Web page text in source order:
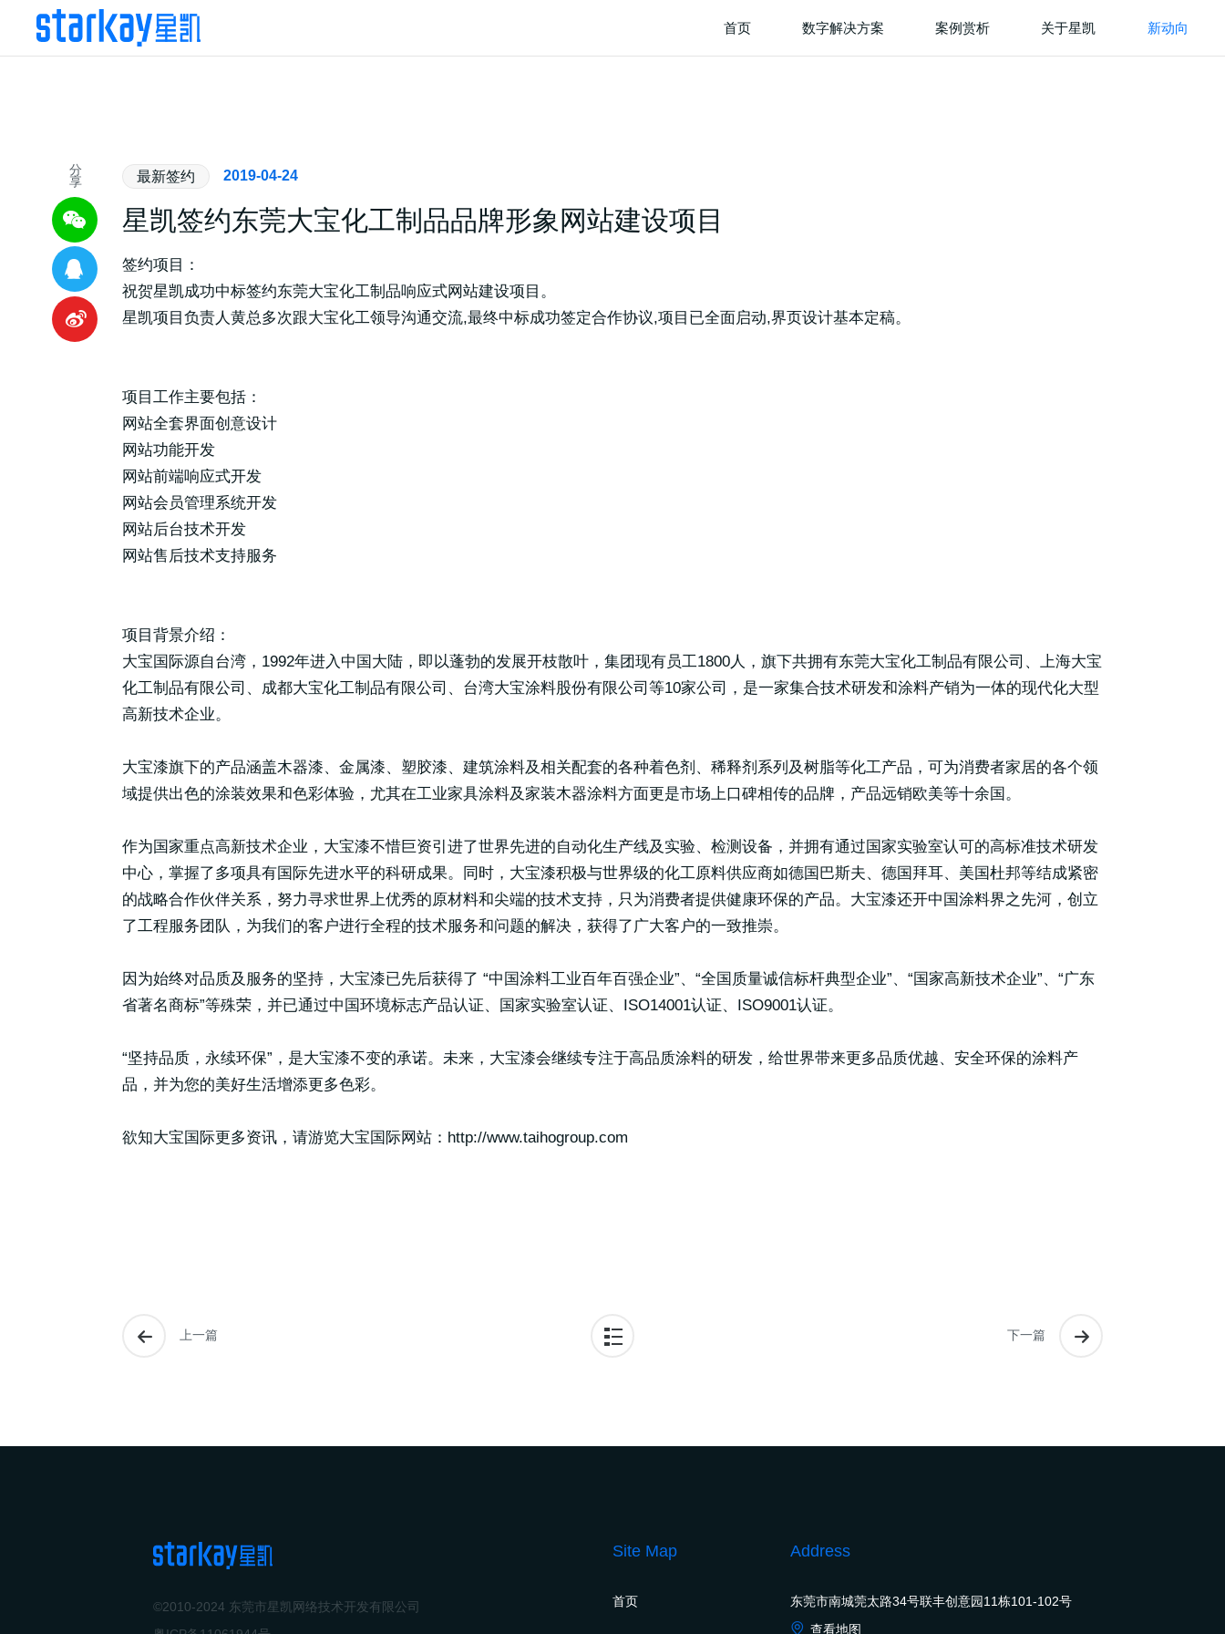
首页 数字解决方案 案例赏析 关于星凯 新动向
分
享
最新签约 2019-04-24
星凯签约东莞大宝化工制品品牌形象网站建设项目
签约项目：
祝贺星凯成功中标签约东莞大宝化工制品响应式网站建设项目。
星凯项目负责人黄总多次跟大宝化工领导沟通交流,最终中标成功签定合作协议,项目已全面启动,界页设计基本定稿。
项目工作主要包括：
网站全套界面创意设计
网站功能开发
网站前端响应式开发
网站会员管理系统开发
网站后台技术开发
网站售后技术支持服务
项目背景介绍：
大宝国际源自台湾，1992年进入中国大陆，即以蓬勃的发展开枝散叶，集团现有员工1800人，旗下共拥有东莞大宝化工制品有限公司、上海大宝
化工制品有限公司、成都大宝化工制品有限公司、台湾大宝涂料股份有限公司等10家公司，是一家集合技术研发和涂料产销为一体的现代化大型
高新技术企业。
大宝漆旗下的产品涵盖木器漆、金属漆、塑胶漆、建筑涂料及相关配套的各种着色剂、稀释剂系列及树脂等化工产品，可为消费者家居的各个领
域提供出色的涂装效果和色彩体验，尤其在工业家具涂料及家装木器涂料方面更是市场上口碑相传的品牌，产品远销欧美等十余国。
作为国家重点高新技术企业，大宝漆不惜巨资引进了世界先进的自动化生产线及实验、检测设备，并拥有通过国家实验室认可的高标准技术研发
中心，掌握了多项具有国际先进水平的科研成果。同时，大宝漆积极与世界级的化工原料供应商如德国巴斯夫、德国拜耳、美国杜邦等结成紧密
的战略合作伙伴关系，努力寻求世界上优秀的原材料和尖端的技术支持，只为消费者提供健康环保的产品。大宝漆还开中国涂料界之先河，创立
了工程服务团队，为我们的客户进行全程的技术服务和问题的解决，获得了广大客户的一致推崇。
因为始终对品质及服务的坚持，大宝漆已先后获得了 “中国涂料工业百年百强企业”、“全国质量诚信标杆典型企业”、“国家高新技术企业”、“广东
省著名商标”等殊荣，并已通过中国环境标志产品认证、国家实验室认证、ISO14001认证、ISO9001认证。
“坚持品质，永续环保”，是大宝漆不变的承诺。未来，大宝漆会继续专注于高品质涂料的研发，给世界带来更多品质优越、安全环保的涂料产
品，并为您的美好生活增添更多色彩。
欲知大宝国际更多资讯，请游览大宝国际网站：http://www.taihogroup.com
上一篇 下一篇
©2010-2024 东莞市星凯网络技术开发有限公司
Site Map
首页
Address
东莞市南城莞太路34号联丰创意园11栋101-102号
查看地图